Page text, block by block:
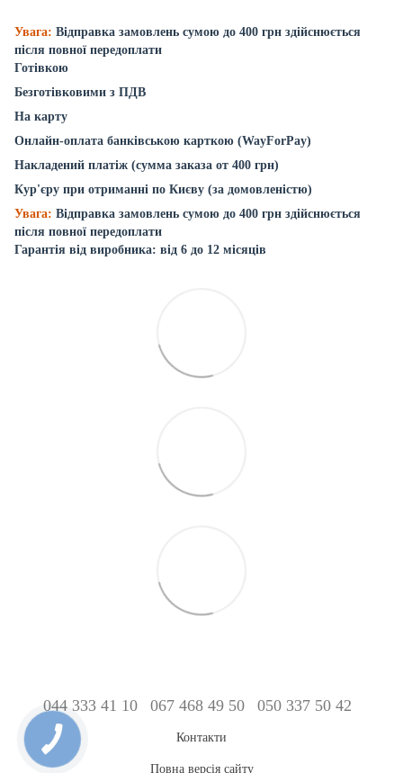
Увага: Відправка замовлень сумою до 400 грн здійснюється
після повної передоплати
Готівкою
Безготівковими з ПДВ
На карту
Онлайн-оплата банківською карткою (WayForPay)
Накладений платіж (сумма заказа от 400 грн)
Кур'єру при отриманні по Києву (за домовленістю)
Увага: Відправка замовлень сумою до 400 грн здійснюється
після повної передоплати
Гарантія від виробника: від 6 до 12 місяців
044 333 41 10 067 468 49 50 050 337 50 42
Контакти
Повна версія сайту